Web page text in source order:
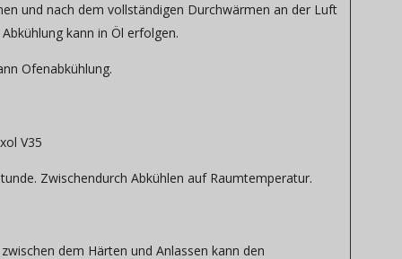
und nach dem vollständigen Durchwärmen an der Luft
kann in Öl erfolgen.
Ofenabkühlung.
V35
Zwischendurch Abkühlen auf Raumtemperatur.
dem Härten und Anlassen kann den